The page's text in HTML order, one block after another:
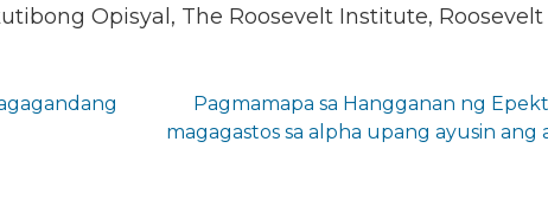
Opisyal, The Roosevelt Institute,
Pagmamapa sa Hangganan ng
magagastos sa alpha upang ayusin ang